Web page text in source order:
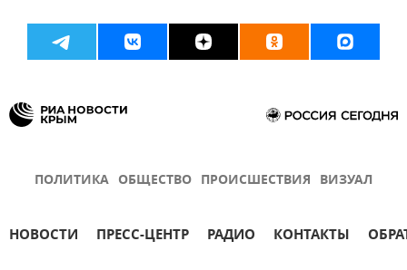
ПОЛИТИКА ОБЩЕСТВО ПРОИСШЕСТВИЯ ВИЗУАЛ
НОВОСТИ ПРЕСС-ЦЕНТР РАДИО КОНТАКТЫ